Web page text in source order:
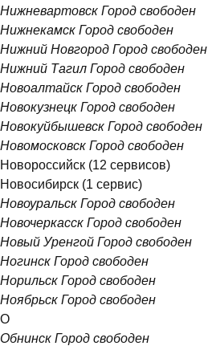
Нижневартовск Город свободен
Нижнекамск Город свободен
Нижний Новгород Город свободен
Нижний Тагил Город свободен
Новоалтайск Город свободен
Новокузнецк Город свободен
Новокуйбышевск Город свободен
Новомосковск Город свободен
Новороссийск (12 сервисов)
Новосибирск (1 сервис)
Новоуральск Город свободен
Новочеркасск Город свободен
Новый Уренгой Город свободен
Ногинск Город свободен
Норильск Город свободен
Ноябрьск Город свободен
О
Обнинск Город свободен